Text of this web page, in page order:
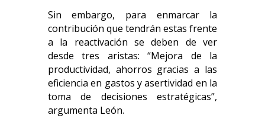
Sin embargo, para enmarcar la
contribución que tendrán estas frente
a la reactivación se deben de ver
desde tres aristas: “Mejora de la
productividad, ahorros gracias a las
eficiencia en gastos y asertividad en la
toma de decisiones estratégicas”,
argumenta León.